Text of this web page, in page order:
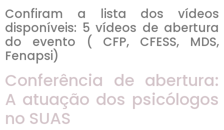
Confiram a lista dos vídeos
disponíveis: 5 vídeos de abertura
do evento ( CFP, CFESS, MDS,
Fenapsi)
Conferência de abertura:
A atuação dos psicólogos
no SUAS